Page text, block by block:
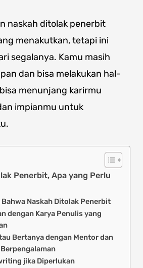
naskah ditolak penerbit
menakutkan, tetapi ini
segalanya. Kamu masih
dan bisa melakukan hal-
menunjang karirmu
impianmu untuk
Penerbit, Apa yang Perlu
Bahwa Naskah Ditolak Penerbit
dengan Karya Penulis yang
Bertanya dengan Mentor dan
jika Diperlukan